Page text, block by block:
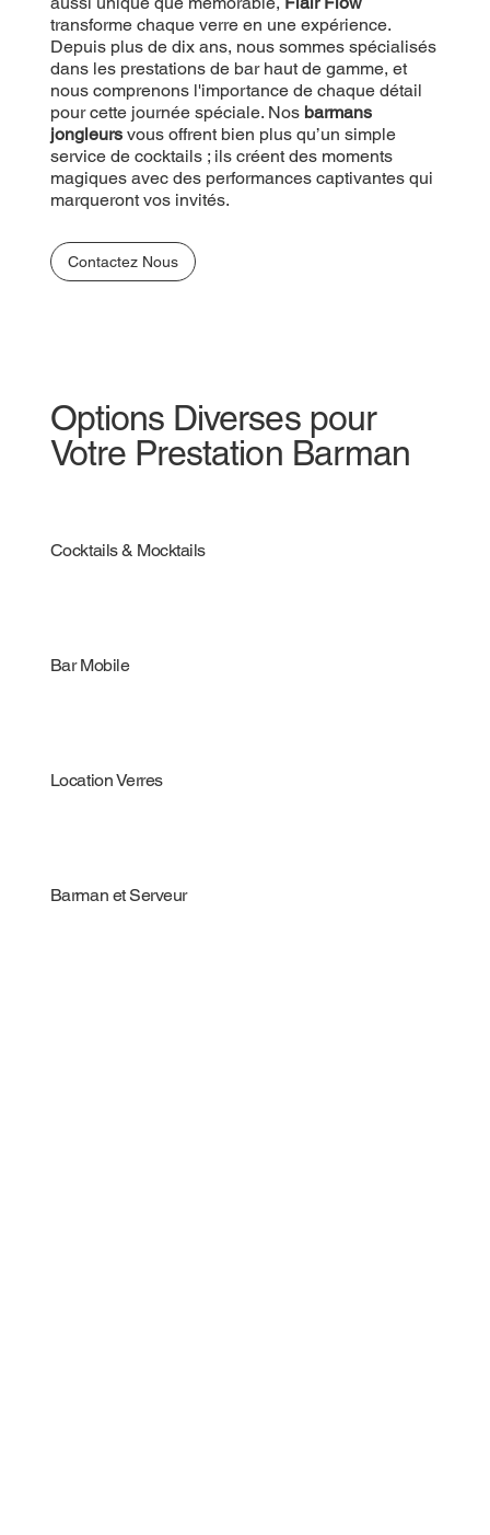
chaque verre en une expérience. Depuis plus de
dix ans, nous sommes spécialisés dans les
prestations de bar haut de gamme, et nous
comprenons l'importance de chaque détail pour
cette journée spéciale. Nos barmans jongleurs
vous offrent bien plus qu’un simple service de
cocktails ; ils créent des moments magiques avec
des performances captivantes qui marqueront vos
invités.
Contactez Nous
transforme chaque verre en une expérience.
Depuis plus de dix ans, nous sommes spécialisés
dans les prestations de bar haut de gamme, et
nous comprenons l'importance de chaque détail
pour cette journée spéciale. Nos barmans
jongleursvous offrent bien plus qu’un simple
service de cocktails ; ils créent des moments
magiques avec des performances captivantes qui
marqueront vos invités.
Contactez Nous
Options Diverses pour
Votre Prestation Barman
Cocktails & Mocktails
Bar Mobile
Location Verres
Barman et Serveur